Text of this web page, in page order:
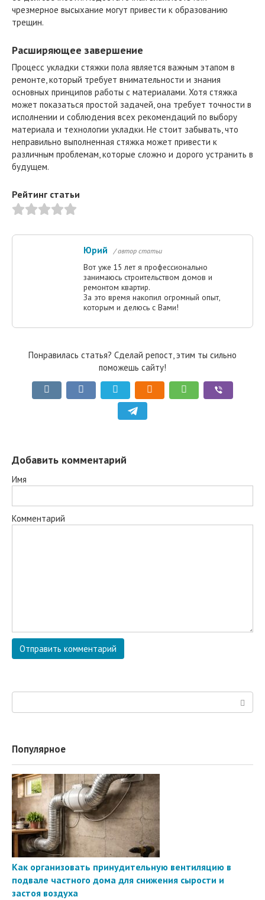
чрезмерное высыхание могут привести к образованию
трещин.
Расширяющее завершение
Процесс укладки стяжки пола является важным этапом в
ремонте, который требует внимательности и знания
основных принципов работы с материалами. Хотя стяжка
может показаться простой задачей, она требует точности в
исполнении и соблюдения всех рекомендаций по выбору
материала и технологии укладки. Не стоит забывать, что
неправильно выполненная стяжка может привести к
различным проблемам, которые сложно и дорого устранить в
будущем.
Рейтинг статьи
Юрий / автор статьи
Вот уже 15 лет я профессионально
занимаюсь строительством домов и
ремонтом квартир.
За это время накопил огромный опыт,
которым и делюсь с Вами!
Понравилась статья? Сделай репост, этим ты сильно
поможешь сайту!
Добавить комментарий
Имя
Комментарий
Популярное
Как организовать принудительную вентиляцию в
подвале частного дома для снижения сырости и
застоя воздуха